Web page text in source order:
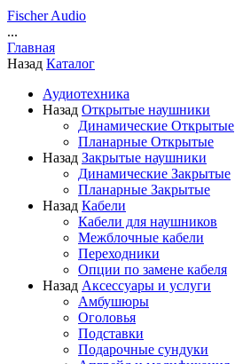
Fischer Audio
...
Главная
Назад Каталог
Аудиотехника
Назад Открытые наушники
Динамические Открытые
Планарные Открытые
Назад Закрытые наушники
Динамические Закрытые
Планарные Закрытые
Назад Кабели
Кабели для наушников
Межблочные кабели
Переходники
Опции по замене кабеля
Назад Аксессуары и услуги
Амбушюры
Оголовья
Подставки
Подарочные сундуки